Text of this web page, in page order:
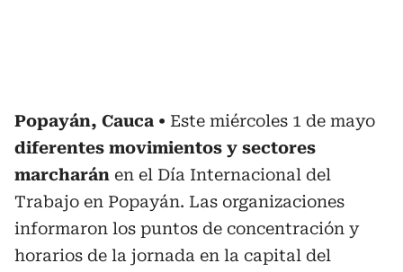
Popayán, Cauca
Este miércoles 1 de mayo
diferentes movimientos y sectores
marcharán en el Día Internacional del
Trabajo en Popayán. Las organizaciones
informaron los puntos de concentración y
horarios de la jornada en la capital del